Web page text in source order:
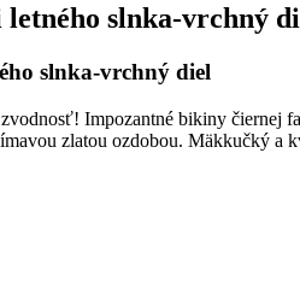
slnka-vrchný
slnka-vrchný diel
Impozantné bikiny čiernej
zlatou ozdobou. Mäkkučký a